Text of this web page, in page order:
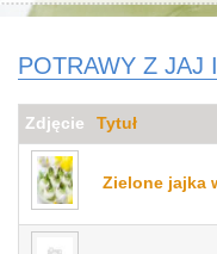
POTRAWY Z JAJ
Zdjęcie Tytuł
Zielone jajka